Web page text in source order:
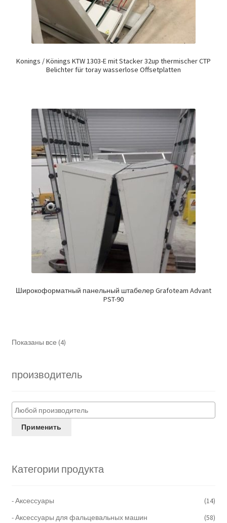
Konings / Könings KTW 1303-E mit Stacker 32up thermischer CTP
Belichter für toray wasserlose Offsetplatten
Широкоформатный панельный штабелер Grafoteam Advant
PST-90
Показаны все (4)
производитель
Применить
Категории продукта
- Аксессуары
(14)
- Аксессуары для фальцевальных машин
(58)